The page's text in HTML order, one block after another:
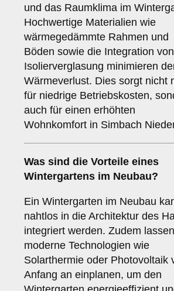
und das Raumklima im
Hochwertige Materialien wie
wärmegedämmte Rahmen und
Böden sowie die Integration von
Isolierverglasung minimieren
Wärmeverlust. Dies sorgt nicht
für niedrige Betriebskosten,
auch für einen erhöhten
Wohnkomfort in Simbach
Was sind die Vorteile eines
Wintergartens im Neubau?
Ein Wintergarten im Neubau
nahtlos in die Architektur des
integriert werden. Zudem
moderne Technologien wie
Solarthermie oder Photovoltaik
Anfang an einplanen, um den